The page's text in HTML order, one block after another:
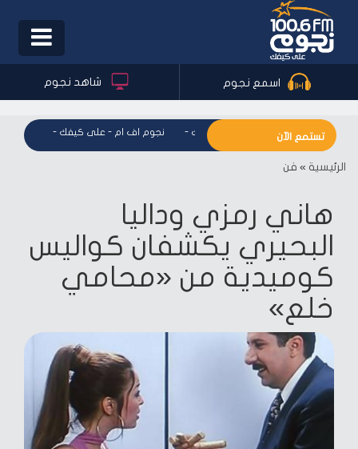
Toggle
اسمع نجوم شاهد نجوم
تستمع الآن - نجوم اف ام - على كيفك - نجوم اف ام - على كيفك نجوم
الرئيسية » فن
هاني رمزي وداليا
البحيري يكشفان كواليس
كوميدية من «محامي
خلع»